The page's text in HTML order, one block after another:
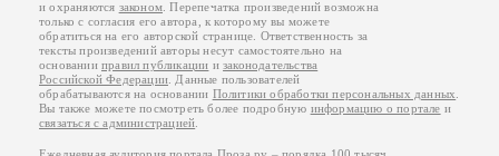
и охраняются законом . Перепечатка произведений возможна
только с согласия его автора, к которому вы можете
обратиться на его авторской странице. Ответственность за
тексты произведений авторы несут самостоятельно на
основанииправил публикации изаконодательства
Российской Федерации . Данные пользователей
обрабатываются на основании Политики обработки персональных данных
Вы также можете посмотреть более подробную информацию о портале и
связаться с администрацией